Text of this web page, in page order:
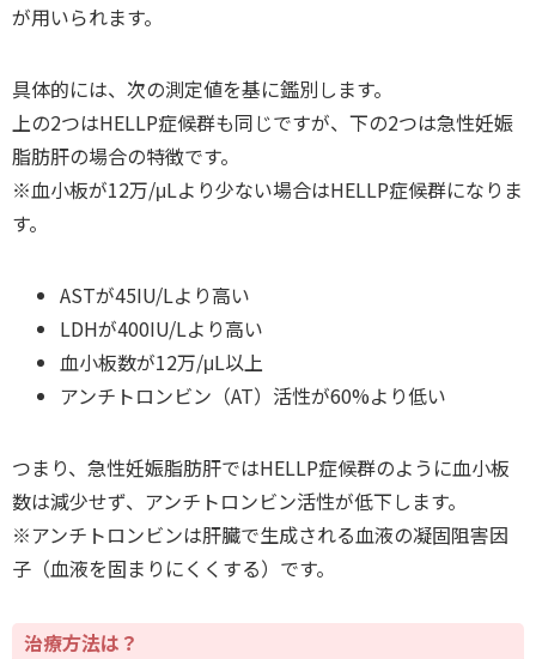
が用いられます。
具体的には、次の測定値を基に鑑別します。
上の2つはHELLP症候群も同じですが、下の2つは急性妊娠
脂肪肝の場合の特徴です。
※血小板が12万/μLより少ない場合はHELLP症候群になりま
す。
ASTが45IU/Lより高い
LDHが400IU/Lより高い
血小板数が12万/μL以上
アンチトロンビン（AT）活性が60%より低い
つまり、急性妊娠脂肪肝ではHELLP症候群のように血小板
数は減少せず、アンチトロンビン活性が低下します。
※アンチトロンビンは肝臓で生成される血液の凝固阻害因
子（血液を固まりにくくする）です。
治療方法は？